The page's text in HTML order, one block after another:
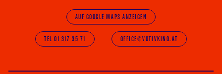
AUF GOOGLE MAPS ANZEIGEN
TEL 01 317 35 71 OFFICE@VOTIVKINO.AT